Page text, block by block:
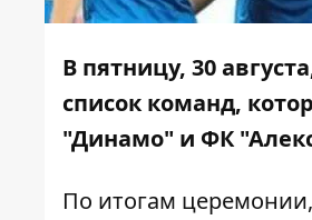
В пятницу, 30
список команд,
"Динамо" и ФК
По итогам